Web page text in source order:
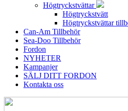
Högtryckstvättar
Högtryckstvätt
Högtryckstvättar
Can-Am Tillbehör
Sea-Doo Tillbehör
Fordon
NYHETER
Kampanjer
SÄLJ DITT FORDON
Kontakta oss